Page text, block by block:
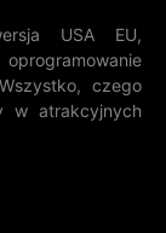
USA EU,
czego
w atrakcyjnych